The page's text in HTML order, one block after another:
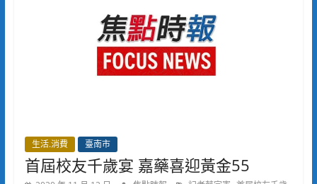
生活.消費 臺南市
首屆校友千歲宴 嘉藥喜迎黃金55